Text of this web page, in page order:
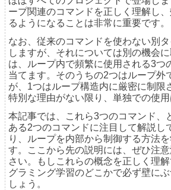
ープ関連のコマンドを正しく理解し
るようになることは非常に重要です。
なお、従来のコマンドを使わない別
しますが、それについては別の機会
は、ループ内で頻繁に使用される3つ
当てます。そのうちの2つはループ外
が、1つはループ構造内に厳密に制限
特別な理由がない限り、単独での使用
本記事では、これら3つのコマンド、
ある2つのコマンドに注目して解説し
り、ループを内部から制御する方法
す。ここから先の説明には、ぜひ注
さい。もしこれらの概念を正しく理
グラミング学習のどこかで必ず壁に
しょう。